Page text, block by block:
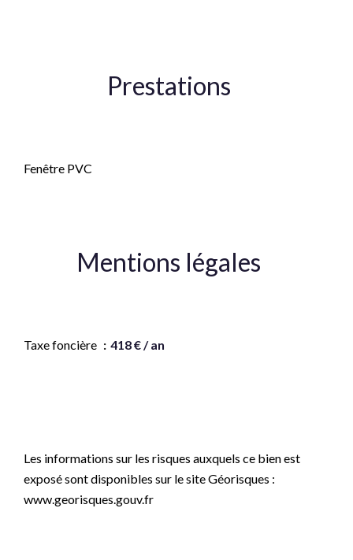
Prestations
Fenêtre PVC
Mentions légales
Taxe foncière 418 € / an
Les informations sur les risques auxquels ce bien est
exposé sont disponibles sur le site Géorisques :
www.georisques.gouv.fr